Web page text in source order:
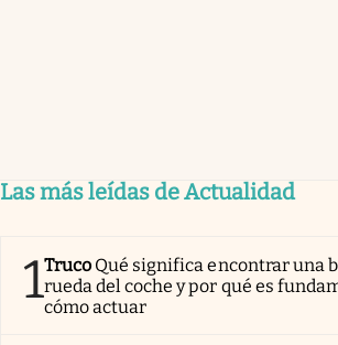
Las más leídas de Actualidad
1Truco Qué significa encontrar una
rueda del coche y por qué es
cómo actuar